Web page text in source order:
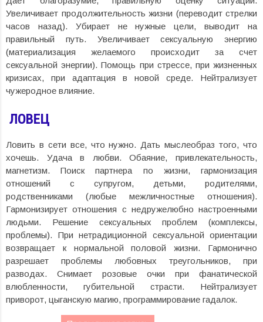
Увеличивает продолжительность жизни (переводит стрелки
часов назад). Убирает не нужные цели, выводит на
правильный путь. Увеличивает сексуальную энергию
(материализация желаемого происходит за счет
сексуальной энергии). Помощь при стрессе, при жизненных
кризисах, при адаптация в новой среде. Нейтрализует
чужеродное влияние.
ЛОВЕЦ
Ловить в сети все, что нужно. Дать мыслеобраз того, что
хочешь. Удача в любви. Обаяние, привлекательность,
магнетизм. Поиск партнера по жизни, гармонизация
отношений с супругом, детьми, родителями,
родственниками (любые межличностные отношения).
Гармонизирует отношения с недружелюбно настроенными
людьми. Решение сексуальных проблем (комплексы,
проблемы). При нетрадиционной сексуальной ориентации
возвращает к нормальной половой жизни. Гармонично
разрешает проблемы любовных треугольников, при
разводах. Снимает розовые очки при фанатической
влюбленности, губительной страсти. Нейтрализует
приворот, цыганскую магию, программирование гадалок.